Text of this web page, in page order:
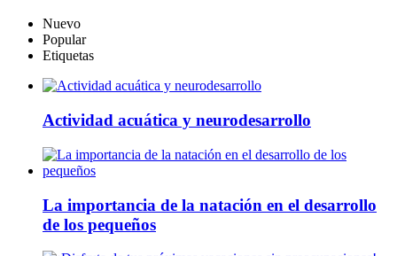
Nuevo
Popular
Etiquetas
Actividad acuática y neurodesarrollo
La importancia de la natación en el desarrollo
de los pequeños